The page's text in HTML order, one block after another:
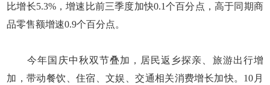
比增长5.3%，增速比前三季度加快0.1个百分点，高于同期商
品零售额增速0.9个百分点。
今年国庆中秋双节叠加，居民返乡探亲、旅游出行增
加，带动餐饮、住宿、文娱、交通相关消费增长加快。10月